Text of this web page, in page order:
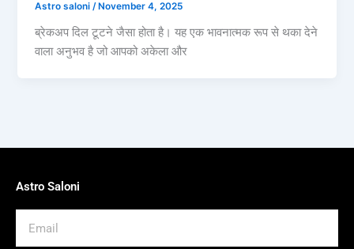
Astro saloni/ November 4, 2025
ब्रेकअप दिल टूटने जैसा होता है। यह एक भावनात्मक रूप से थका देने
वाला अनुभव है जो आपको अकेला और
Astro Saloni